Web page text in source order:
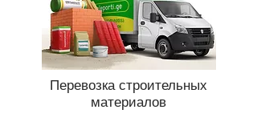
Перевозка строительных
материалов